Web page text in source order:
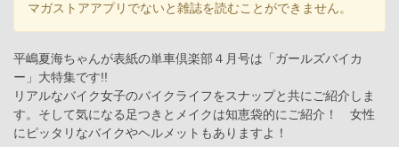
マガストアアプリでないと雑誌を読むことができません。
平嶋夏海ちゃんが表紙の単車倶楽部４月号は「ガールズバイカ
ー」大特集です!!
リアルなバイク女子のバイクライフをスナップと共にご紹介しま
す。そして気になる足つきとメイクは知恵袋的にご紹介！ 女性
にピッタリなバイクやヘルメットもありますよ！